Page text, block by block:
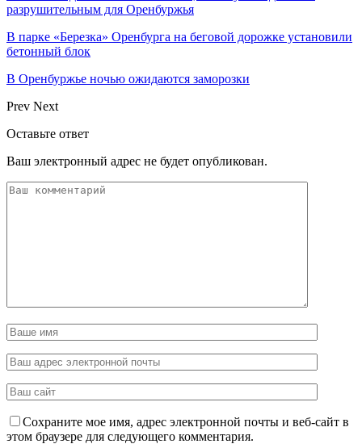
разрушительным для Оренбуржья
В парке «Березка» Оренбурга на беговой дорожке установили
бетонный блок
В Оренбуржье ночью ожидаются заморозки
Prev Next
Оставьте ответ
Ваш электронный адрес не будет опубликован.
Сохраните мое имя, адрес электронной почты и веб-сайт в
этом браузере для следующего комментария.